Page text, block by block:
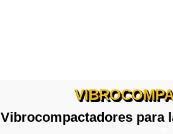
Vibrocompactadores para